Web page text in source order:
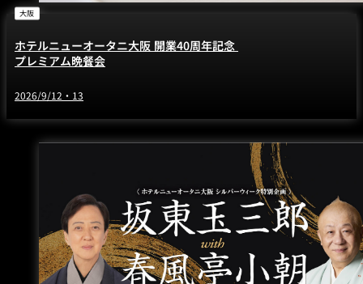
大阪
ホテルニューオータニ大阪 開業40周年記念
プレミアム晩餐会
2026/9/12・13